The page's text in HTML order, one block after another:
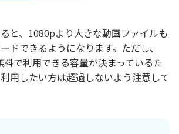
と、1080pより大きな動画ファイルも
ドできるようになります。ただし、
で利用できる容量が決まっているた
用したい方は超過しないよう注意して